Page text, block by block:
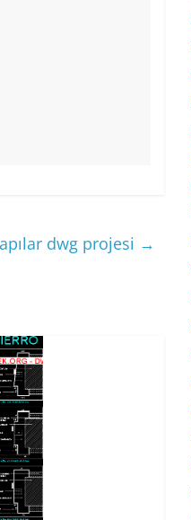
dwg projesi →